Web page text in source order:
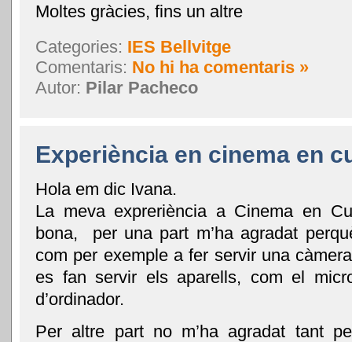
Moltes gràcies, fins un altre
Categories: IES Bellvitge
Comentaris: No hi ha comentaris »
Autor: Pilar Pacheco
Experiència en cinema en
Hola em dic Ivana.
La meva expreriència a Cinema en
bona, per una part m’ha agradat
com per exemple a fer servir una
es fan servir els aparells, com el
d’ordinador.
Per altre part no m’ha agradat tant